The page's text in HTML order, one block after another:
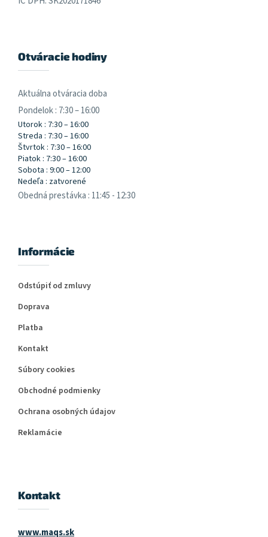
Otváracie hodiny
Aktuálna otváracia doba
Pondelok : 7:30 – 16:00
Utorok : 7:30 – 16:00
Streda : 7:30 – 16:00
Štvrtok : 7:30 – 16:00
Piatok : 7:30 – 16:00
Sobota : 9:00 – 12:00
Nedeľa : zatvorené
Obedná prestávka : 11:45 - 12:30
Informácie
Odstúpiť od zmluvy
Doprava
Platba
Kontakt
Súbory cookies
Obchodné podmienky
Ochrana osobných údajov
Reklamácie
Kontakt
www.maqs.sk